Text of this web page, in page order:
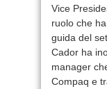
Vice
ruolo che
guida del
Cador ha
manager
Compaq e